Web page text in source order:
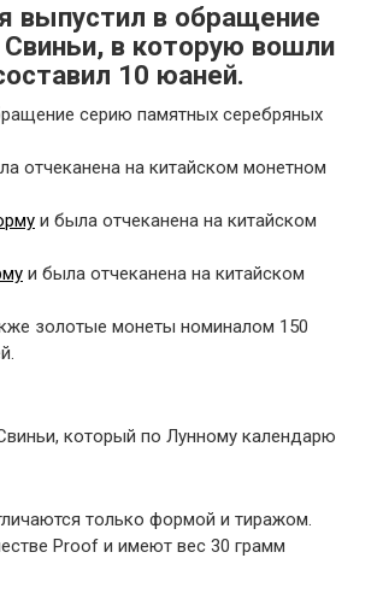
выпустил в обращение
в которую вошли
10 юаней.
серию памятных серебряных
отчеканена на китайском монетном
и была отчеканена на китайском
и была отчеканена на китайском
золотые монеты номиналом 150
который по Лунному календарю
только формой и тиражом.
Proof и имеют вес 30 грамм